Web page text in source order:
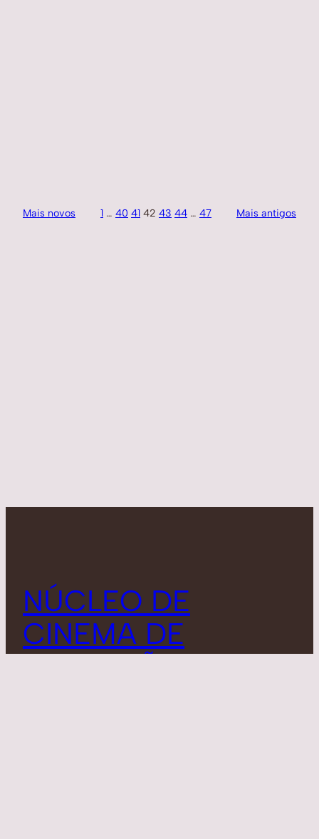
Mais novos 1 … 40 41 42 43 44 … 47 Mais antigos
NÚCLEO DE
CINEMA DE